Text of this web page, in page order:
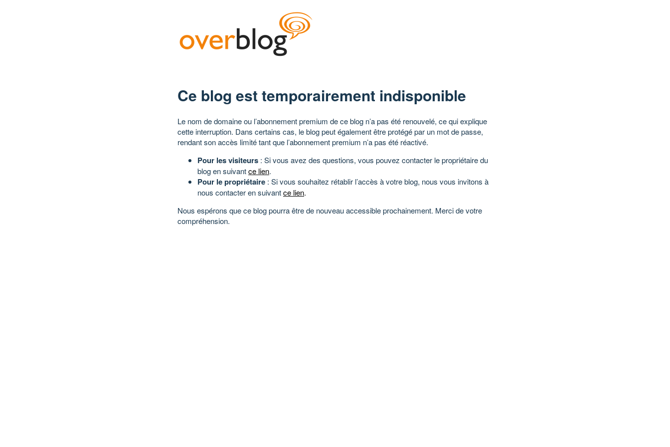
Ce blog est temporairement indisponible
Le nom de domaine ou l’abonnement premium de ce blog n’a pas été renouvelé, ce qui explique
cette interruption. Dans certains cas, le blog peut également être protégé par un mot de passe,
rendant son accès limité tant que l’abonnement premium n’a pas été réactivé.
Pour les visiteurs : Si vous avez des questions, vous pouvez contacter le propriétaire du
blog en suivantce lien.
Pour le propriétaire : Si vous souhaitez rétablir l’accès à votre blog, nous vous invitons à
nous contacter en suivantce lien.
Nous espérons que ce blog pourra être de nouveau accessible prochainement. Merci de votre
compréhension.